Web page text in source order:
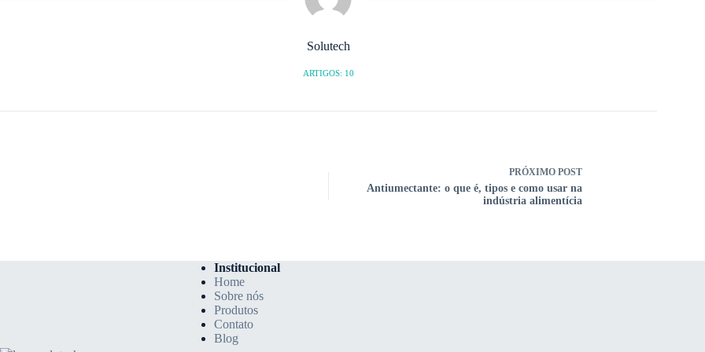
Solutech
ARTIGOS: 10
PRÓXIMO POST
Antiumectante: o que é, tipos e como usar na
indústria alimentícia
Institucional
Home
Sobre nós
Produtos
Contato
Blog